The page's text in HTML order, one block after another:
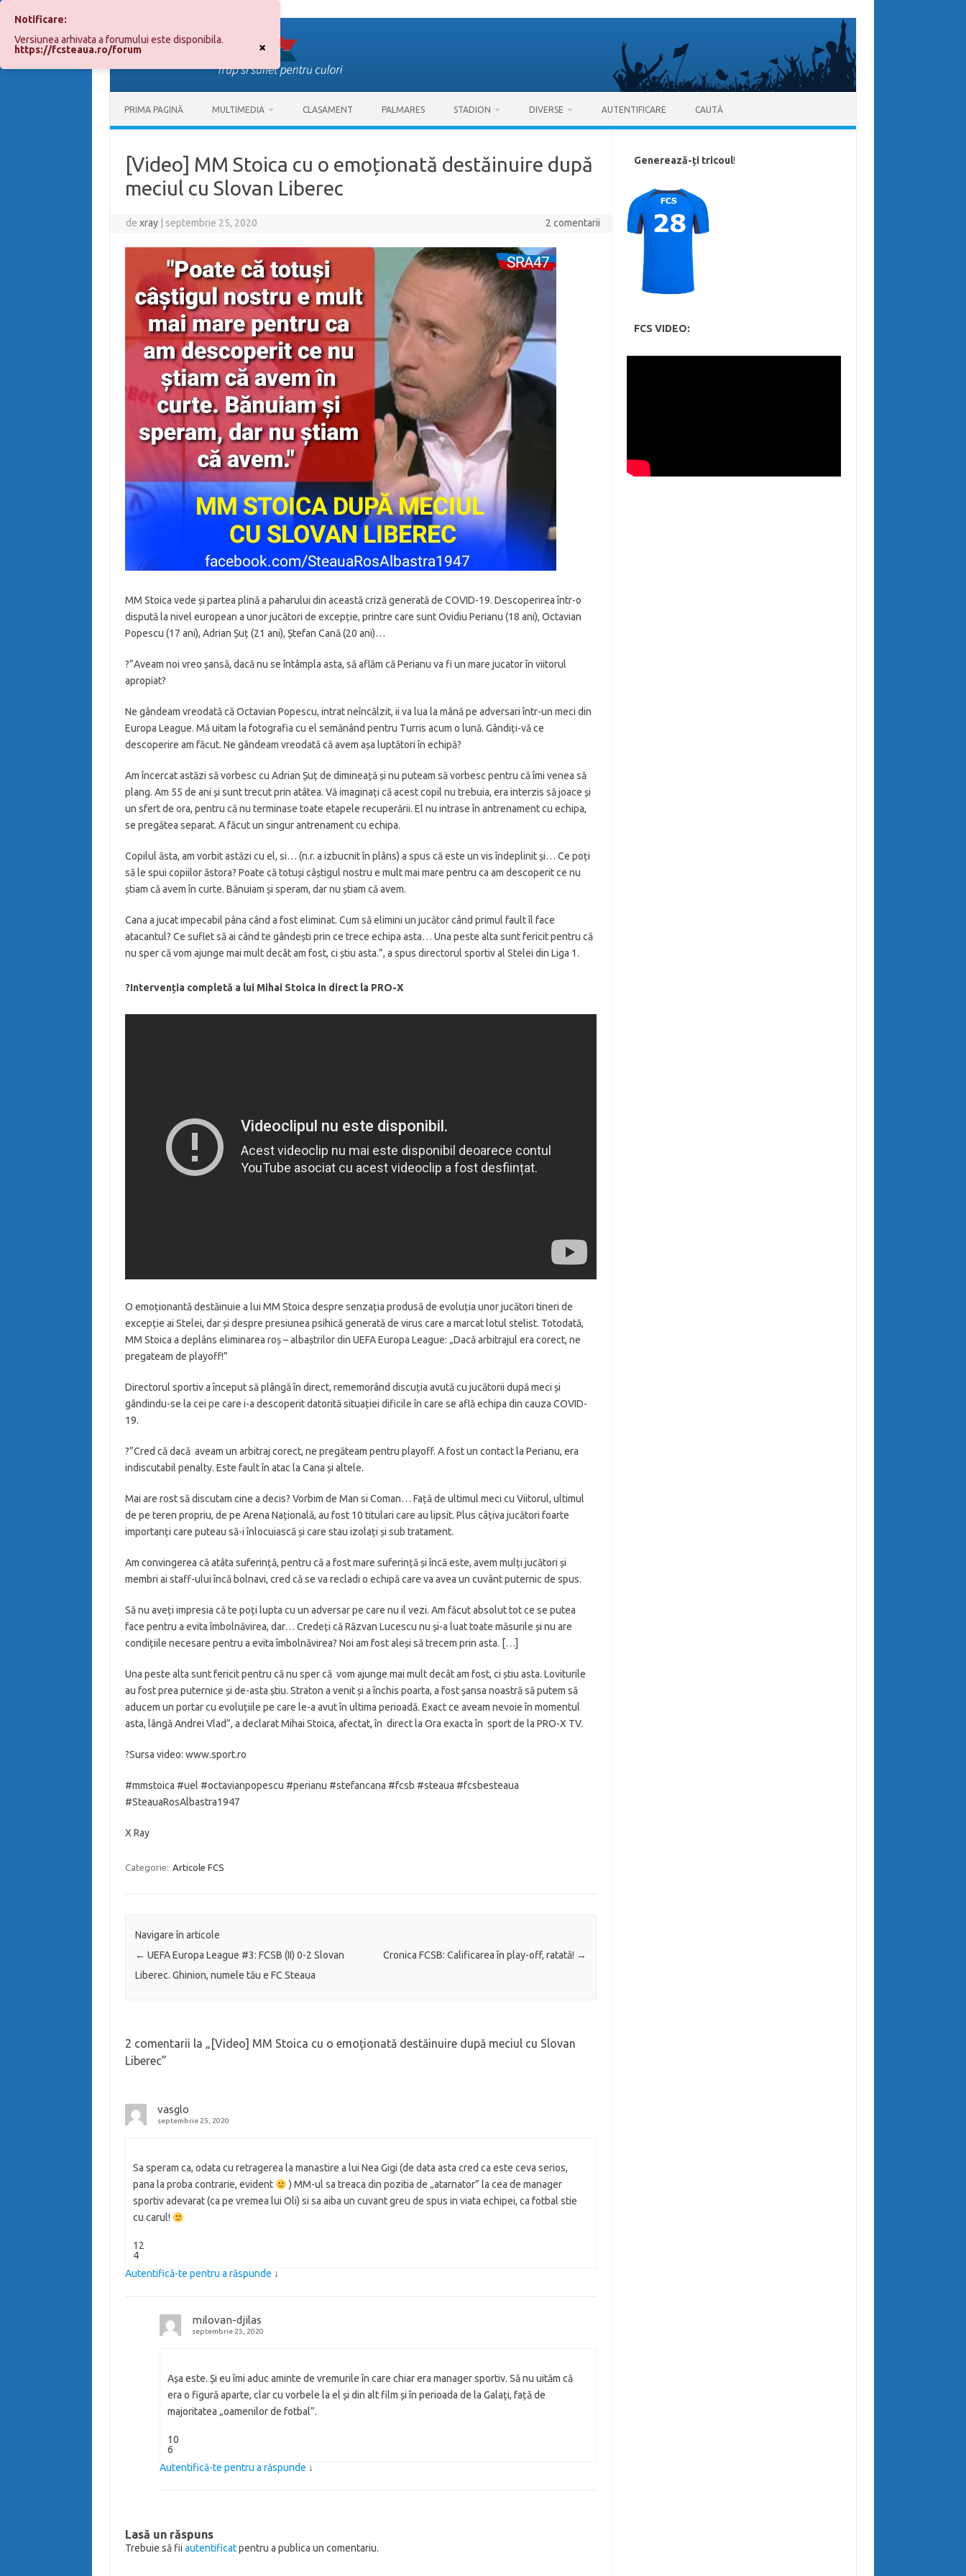
conținut
PRIMA PAGINĂ MULTIMEDIA CLASAMENT PALMARES STADION DIVERSE AUTENTIFICARE CAUTĂ
[Video] MM Stoica cu o emoționată destăinuire după
meciul cu Slovan Liberec
dexray septembrie 25, 2020 2 comentarii
MM Stoica vede și partea plină a paharului din această criză generată de COVID-19. Descoperirea într-o
dispută la nivel european a unor jucători de excepție, printre care sunt Ovidiu Perianu (18 ani), Octavian
Popescu (17 ani), Adrian Șuț (21 ani), Ștefan Cană (20 ani)…
?”Aveam noi vreo șansă, dacă nu se întâmpla asta, să aflăm că Perianu va fi un mare jucator în viitorul
apropiat?
Ne gândeam vreodată că Octavian Popescu, intrat neîncălzit, ii va lua la mână pe adversari într-un meci din
Europa League. Mă uitam la fotografia cu el semănând pentru Turris acum o lună. Gândiți-vă ce
descoperire am făcut. Ne gândeam vreodată că avem așa luptători în echipă?
Am încercat astăzi să vorbesc cu Adrian Șuț de dimineață și nu puteam să vorbesc pentru că îmi venea să
plang. Am 55 de ani și sunt trecut prin atâtea. Vă imaginați că acest copil nu trebuia, era interzis să joace și
un sfert de ora, pentru că nu terminase toate etapele recuperării. El nu intrase în antrenament cu echipa,
se pregătea separat. A făcut un singur antrenament cu echipa.
Copilul ăsta, am vorbit astăzi cu el, si… (n.r. a izbucnit în plâns) a spus că este un vis îndeplinit și… Ce poți
să le spui copiilor ăstora? Poate că totuși câștigul nostru e mult mai mare pentru ca am descoperit ce nu
știam că avem în curte. Bănuiam și speram, dar nu știam că avem.
Cana a jucat impecabil pâna când a fost eliminat. Cum să elimini un jucător când primul fault îl face
atacantul? Ce suflet să ai când te gândești prin ce trece echipa asta… Una peste alta sunt fericit pentru că
nu sper că vom ajunge mai mult decât am fost, ci știu asta.”, a spus directorul sportiv al Stelei din Liga 1.
?Intervenția completă a lui Mihai Stoica in direct la PRO-X
O emoționantă destăinuie a lui MM Stoica despre senzația produsă de evoluția unor jucători tineri de
excepție ai Stelei, dar și despre presiunea psihică generată de virus care a marcat lotul stelist. Totodată,
MM Stoica a deplâns eliminarea roș – albaștrilor din UEFA Europa League: „Dacă arbitrajul era corect, ne
pregateam de playoff!”
Directorul sportiv a început să plângă în direct, rememorând discuția avută cu jucătorii după meci și
gândindu-se la cei pe care i-a descoperit datorită situației dificile în care se află echipa din cauza COVID-
19.
?”Cred că dacă aveam un arbitraj corect, ne pregăteam pentru playoff. A fost un contact la Perianu, era
indiscutabil penalty. Este fault în atac la Cana și altele.
Mai are rost să discutam cine a decis? Vorbim de Man si Coman… Față de ultimul meci cu Viitorul, ultimul
de pe teren propriu, de pe Arena Națională, au fost 10 titulari care au lipsit. Plus câțiva jucători foarte
importanți care puteau să-i înlocuiască și care stau izolați și sub tratament.
Am convingerea că atâta suferință, pentru că a fost mare suferință și încă este, avem mulți jucători și
membri ai staff-ului încă bolnavi, cred că se va recladi o echipă care va avea un cuvânt puternic de spus.
Să nu aveți impresia că te poți lupta cu un adversar pe care nu il vezi. Am făcut absolut tot ce se putea
face pentru a evita îmbolnăvirea, dar… Credeți că Răzvan Lucescu nu și-a luat toate măsurile și nu are
condițiile necesare pentru a evita îmbolnăvirea? Noi am fost aleși să trecem prin asta. […]
Una peste alta sunt fericit pentru că nu sper că vom ajunge mai mult decât am fost, ci știu asta. Loviturile
au fost prea puternice și de-asta știu. Straton a venit și a închis poarta, a fost șansa noastră să putem să
aducem un portar cu evoluțiile pe care le-a avut în ultima perioadă. Exact ce aveam nevoie în momentul
asta, lângă Andrei Vlad”, a declarat Mihai Stoica, afectat, în direct la Ora exacta în sport de la PRO-X TV.
?Sursa video: www.sport.ro
#mmstoica #uel #octavianpopescu #perianu #stefancana #fcsb #steaua #fcsbesteaua
#SteauaRosAlbastra1947
X Ray
Categorie: Articole FCS
Navigare în articole
← UEFA Europa League #3: FCSB (II) 0-2 Slovan
Liberec. Ghinion, numele tău e FC Steaua
Cronica FCSB: Calificarea în play-off, ratată! →
2 comentarii la „ [Video] MM Stoica cu o emoționată destăinuire după meciul cu Slovan
Liberec”
vasglo
septembrie 25, 2020
Sa speram ca, odata cu retragerea la manastire a lui Nea Gigi (de data asta cred ca este ceva serios,
pana la proba contrarie, evident
) MM-ul sa treaca din pozitia de „atarnator” la cea de manager
sportiv adevarat (ca pe vremea lui Oli) si sa aiba un cuvant greu de spus in viata echipei, ca fotbal stie
cu carul!
12
4
Autentifică-te pentru a răspunde ↓
milovan-djilas
septembrie 25, 2020
Așa este. Și eu îmi aduc aminte de vremurile în care chiar era manager sportiv. Să nu uităm că
era o figură aparte, clar cu vorbele la el și din alt film și în perioada de la Galați, față de
majoritatea „oamenilor de fotbal”.
10
6
Autentifică-te pentru a răspunde ↓
Lasă un răspuns
Trebuie să fii autentificatpentru a publica un comentariu.
Generează-ți tricoul!
FCS VIDEO:
×
Notificare:
Versiunea arhivata a forumului este disponibila.
https://fcsteaua.ro/forum